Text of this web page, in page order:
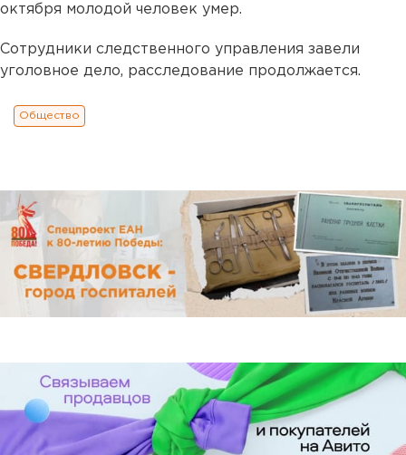
октября молодой человек умер.
Сотрудники следственного управления завели
уголовное дело, расследование продолжается.
Общество